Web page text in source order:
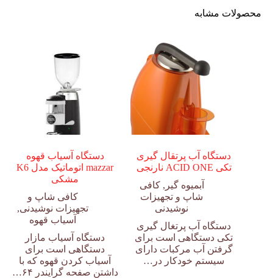
محصولات مشابه
دستگاه آب پرتقال گیری
تکی ACID ONE نارنجی
آبمیوه گیر ,کافی
شاپ و تجهیزات
نوشیدنی
دستگاه آب پرتغال گیری
تکی دستگاهی است برای
گرفتن آب مرکبات دارای
سیستم خودکار در…
دستگاه آسیاب قهوه
mazzar اتوماتیک مدل K6
مشکی
کافی شاپ و
تجهیزات نوشیدنی,
آسیاب قهوه
دستگاه آسیاب مازار
دستگاهی است برای
آسیاب کردن قهوه که با
داشتن صفحه گرایندر ۶۴…